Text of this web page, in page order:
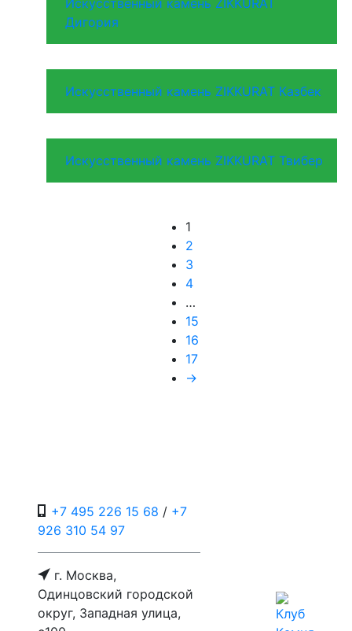
Искусственный камень ZIKKURAT
Дигория
Искусственный камень ZIKKURAT Казбек
Искусственный камень ZIKKURAT Твибер
1
2
3
4
…
15
16
17
→
+7 495 226 15 68 / +7
926 310 54 97
г. Москва,
Одинцовский городской
округ, Западная улица,